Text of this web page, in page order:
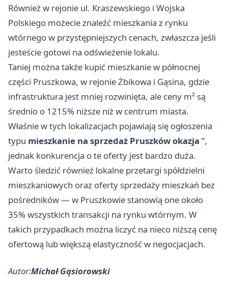
Również w rejonie ul. Kraszewskiego i Wojska
Polskiego możecie znaleźć mieszkania z rynku
wtórnego w przystępniejszych cenach, zwłaszcza jeśli
jesteście gotowi na odświeżenie lokalu.
Taniej można także kupić mieszkanie w północnej
części Pruszkowa, w rejonie Żbikowa i Gąsina, gdzie
infrastruktura jest mniej rozwinięta, ale ceny m² są
średnio o 1215% niższe niż w centrum miasta.
Właśnie w tych lokalizacjach pojawiają się ogłoszenia
typu mieszkanie na sprzedaż Pruszków okazja ”,
jednak konkurencja o te oferty jest bardzo duża.
Warto śledzić również lokalne przetargi spółdzielni
mieszkaniowych oraz oferty sprzedaży mieszkań bez
pośredników — w Pruszkowie stanowią one około
35% wszystkich transakcji na rynku wtórnym. W
takich przypadkach można liczyć na nieco niższą cenę
ofertową lub większą elastyczność w negocjacjach.
Autor:Michał Gąsiorowski